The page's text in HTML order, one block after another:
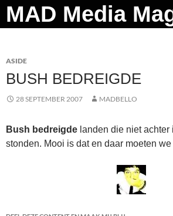
Ga
naar
Zoeken
ASIDE
BUSH BEDREIGDE
28 SEPTEMBER 2007 MADBELLO
Bush bedreigde landen die niet
stonden. Mooi is dat en daar moeten